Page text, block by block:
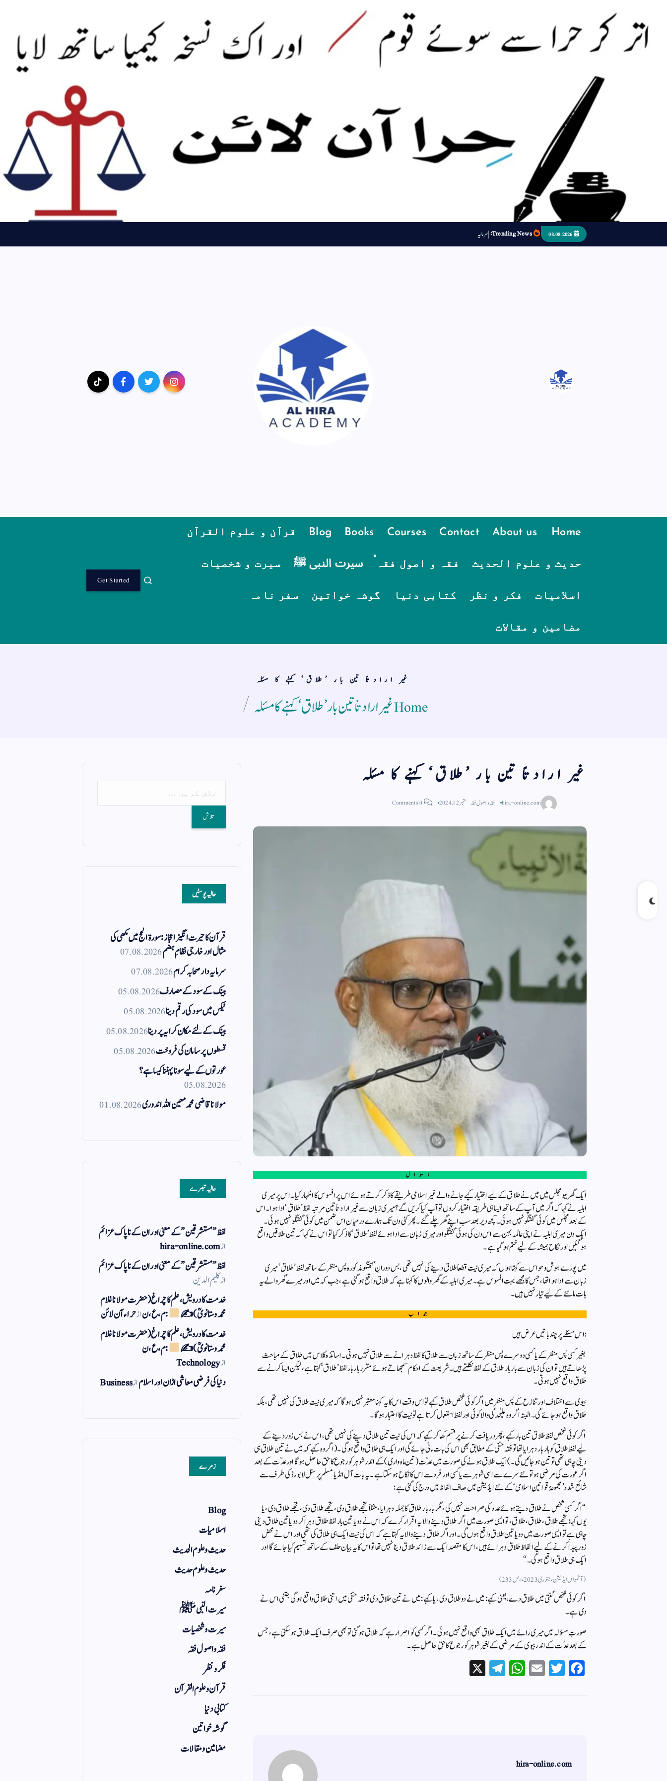
Trending News: سمی
اتر کر حرا سے سوئے قوم آیا - اور اک نسخہ کیمیا ساتھ لایا
Home
About us
Contact
Courses
Books
Blog قرآن و علوم القرآن
حدیث و علوم الحدیث فقہ و اصول فقہ سیرت النبی ﷺ سیرت و شخصیات
اسلامیات فکر و نظر کتابی دنیا گوشہ خواتین سفر نامہ
مضامین و مقالات
Get Started
غیر ارادتاً تین بار ’طلاق‘ کہنے کا مسئلہ
Homeغیر ارادتاً تین بار ’طلاق‘ کہنے کا مسئلہ
غیر ارادتاً تین بار ’طلاق‘ کہنے کا مسئلہ
hira-online.com فقہ و اصول فقہ ستمبر 12, 2024
:سوال
ایک گھریلو مجلس میں میں نے طلاق کے لیے اختیار کیے جانے والے غیر اسلامی طریقے کا ذکر کرتے ہوئے اس پر افسوس کا اظہار کیا ۔ اس پر میری
اہلیہ نے کہا کہ اگر میں آپ کے ساتھ ایسا ہی طریقہ اختیار کروں تو آپ کیا کریں گے؟ میری زبان سے غیر اراد تاً تین مرتبہ لفظ ’طلاق‘ ادا ہوا ۔ اس
کے بعد مجلس میں کوئی گفتگو نہیں ہوئی ۔ کچھ دیر بعد سب اپنے گھر چلے گئے ۔ پھر کئی دن تک ہمارے درمیان اس ضمن میں کوئی گفتگو نہیں ہوئی ۔
ایک دن میری اہلیہ نے اپنی عالمہ بہن سے اس دن کی ہوئی گفتگو اور میری زبان سے ادا ہوئے لفظ ’طلاق‘ کا ذکر کیا تو اس نے کہا کہ تین طلاقیں واقع
ہو گئیں اور نکاح ہمیشہ کے لیے ختم ہوگیا ہے ۔
میں پورے ہوش و حواس سے کہتا ہوں کہ میری نیت قطعاً طلاق دینے کی نہیں تھی ، بس دورانِ گفتگو مذکورہ پس منظر کے ساتھ لفظ’طلاق‘ میری
زبان سے ادا ہو ا تھا ، جس کا مجھے بہت افسوس ہے ۔ میری اہلیہ کے گھر والوں کا کہنا ہے کہ طلاق واقع ہو گئی ہے ، جب کہ میں اور میرے گھر والے یہ
بات ماننے کے لیے تیار نہیں ہیں ۔
جواب
:اس مسئلے پر چند باتیں عرض ہیں
بغیر کسی پس منظر کے یا کسی دوسرے پس منظر کے ساتھ زبان سے طلاق کا لفظ دہرانے سے طلاق نہیں ہوتی ۔ اساتذہ کلاس میں طلاق کے مباحث
پڑھاتے ہیں تو ان کی زبان سے بار بار طلاق کے لفظ نکلتے ہیں ۔ شریعت کے احکام سمجھاتے ہوئے مقرر بار بار لفظ ’طلاق‘ کہتا ہے ، لیکن ایسا کرنے سے
طلاق واقع نہیں ہوتی ۔
بیوی سے اختلاف اور تنازع کے پس منظر میں اگر کوئی شخص طلاق کہے تو اس وقت اس کا یہ کہنا معتبر نہیں ہوگا کہ میری نیت طلاق کی نہیں تھی ، بلکہ
طلاق واقع ہوجائے گی ۔ البتہ اگر وہ علیٰحدگی والا کوئی اور لفظ استعمال کرتا ہے تو نیت کا اعتبار ہوگا ۔
اگر کوئی شخص لفظ طلاق تین بار کہے ، پھر دریافت کرنے پر قسم کھاکر کہے کہ اس کی نیت تین طلاق دینے کی نہیں تھی ، اس نے بس زور دینے کے
لیے لفظ طلاق کو بار بار دہرایا تھا تو فقہ حنفی کے مطابق بھی اس کی بات مانی جائے گی اور ایک ہی طلاق واقع ہوگی ۔ (اگر وہ کہے کہ میں نے تین طلاق ہی
دینی چاہی تھی تو تین ہو جائیں گی ۔) ایک طلاق ہونے کی صورت میں عدّت (تین ماہ واری) کے اندر شوہر کو رجوع کا حق حاصل ہوگا اور عدّت کے بعد
اگر عورت کی مرضی ہو تو نئے سرے سے اسی شوہر سے یا کسی اور فرد سے اس کا نکاح ہوسکتا ہے ۔ یہ بات آل انڈیا مسلم پرسنل لا بورڈ کی طرف سے
شائع شدہ’مجموعۂ قوانینِ اسلامی‘ کے نئے ایڈیشن میں صاف الفاظ میں درج کی گئی ہے :
“اگر کسی شخص نے طلاق دیتے ہوئے عدد کی صراحت نہیں کی ، مگر بار بار طلاق کا جملہ دہرایا ، مثلاً تجھے طلاق دی ، تجھے طلاق دی ، تجھے طلاق دی ، یا
یوں کہا : تجھے طلاق ، طلاق ، طلاق ، تو ایسی صورت میں اگر طلاق دینے والا یہ اقرار کرے کہ اس نے دو یا تین بار لفظ طلاق دہراکر دو یا تین طلاق دینی
چاہی ہے تو ایسی صورت میں دو یا تین طلاق واقع ہوں گی ۔ اور اگر طلاق دینے والا یہ کہتا ہے کہ اس کی نیت ایک ہی طلاق کی تھی اور اس نے محض
زور پیدا کرنے کے لیے الفاظ طلاق دہرائے ہیں ، اس کا مقصد ایک سے زائد طلاق دینا نہیں تھا تو اس کا یہ بیان حلف کے ساتھ تسلیم کیا جائے گا اور
ایک ہی طلاق واقع ہوگی۔“
(آٹھواں ایڈیشن ، جنوری 2023ء ، ص 233)
اگر کوئی شخص گنتی میں طلاق دے ، یعنی کہے : میں نے دو طلاق دی ، یا کہے : میں نے تین طلاق دی تو فقہ حنفی میں اتنی طلاق واقع ہوگی جتنی اس نے
دی ہے ۔
صورتِ مسؤلہ میں میری رائے میں ایک طلاق بھی واقع نہیں ہوئی ۔ اگر کسی کو اصرار ہے کہ طلاق ہوگئی تو بھی صرف ایک طلاق ہو سکتی ہے ، جس
کے بعد عدّت کے اندر بیوی کے مرضی کے بغیر شوہر کو رجوع کا حق حاصل ہے ۔
Fa
T
E
W
Te
hira-online.com
حالیہ پوسٹیں
قرآن کا حیرت انگیز اعجاز: سورۃ الحج میں مکھی کی
مثال اور خارجی نظامِ ہضم07.08.2026
سرمایہ دار صحابہ کرام07.08.2026
بینک کے سود کے مصارف05.08.2026
ٹیکس میں سود کی رقم دینا05.08.2026
بینک کے لئے مکان کرایہ پر دینا05.08.2026
قسطوں پر سامان کی فروخت05.08.2026
عورتوں کے لیے سونا پہننا کیسا ہے؟
05.08.2026
مولانا قاضی محمد معین اللہ اندوری01.08.2026
حالیہ تبصرے
لفظ ” مستشرقین ” کے معنی اور ان کے نا پاک عزائم
ازhira-online.com
لفظ ” مستشرقین ” کے معنی اور ان کے نا پاک عزائم
ازکلیم الدین
خدمت کا درویش، علم کا چراغ(حضرت مولانا غلام
محمد وستانویؒ)✍
: م ، ع ، نازحراء آن لائن
خدمت کا درویش، علم کا چراغ(حضرت مولانا غلام
محمد وستانویؒ)✍
: م ، ع ، ن
ازTechnology
دنیا کی فرضی معاشی اڑان اور اسلامازBusiness
زمرے
Blog
اسلامیات
حدیث و علوم الحدیث
حدیث و علوم حدیث
سفر نامہ
سیرت النبی ﷺ
سیرت و شخصیات
فقہ و اصول فقہ
فکر و نظر
قرآن و علوم القرآن
کتابی دنیا
گوشہ خواتین
مضامین و مقالات